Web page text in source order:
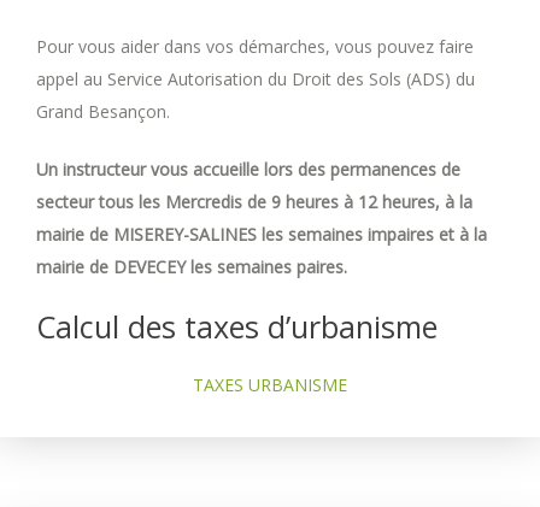
Pour vous aider dans vos démarches, vous pouvez faire
appel au Service Autorisation du Droit des Sols (ADS) du
Grand Besançon.
Un instructeur vous accueille lors des permanences de
secteur tous les Mercredis de 9 heures à 12 heures, à la
mairie de MISEREY-SALINES les semaines impaires et à la
mairie de DEVECEY les semaines paires.
Calcul des taxes d’urbanisme
TAXES URBANISME